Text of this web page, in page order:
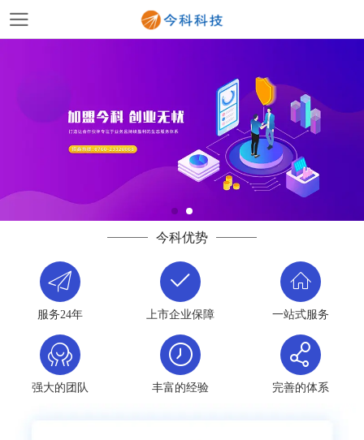
今科优势
服务24年 上市企业保障 一站式服务
强大的团队 丰富的经验 完善的体系